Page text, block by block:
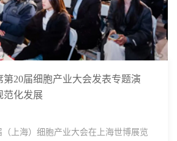
20届细胞产业大会发表专题演
范化发展
（上海）细胞产业大会在上海世博展览